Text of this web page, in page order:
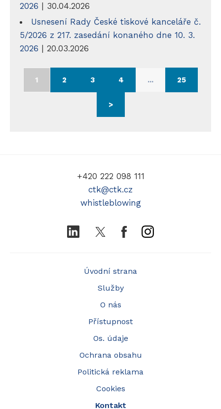
2026 | 30.04.2026
Usnesení Rady České tiskové kanceláře č.
5/2026 z 217. zasedání konaného dne 10. 3.
2026 | 20.03.2026
1 2 3 4 ... 25
>
+420 222 098 111
ctk@ctk.cz
whistleblowing
LinkedIn TwitterFacebookInstagram
Úvodní strana
Služby
O nás
Přístupnost
Os. údaje
Ochrana obsahu
Politická reklama
Cookies
Kontakt